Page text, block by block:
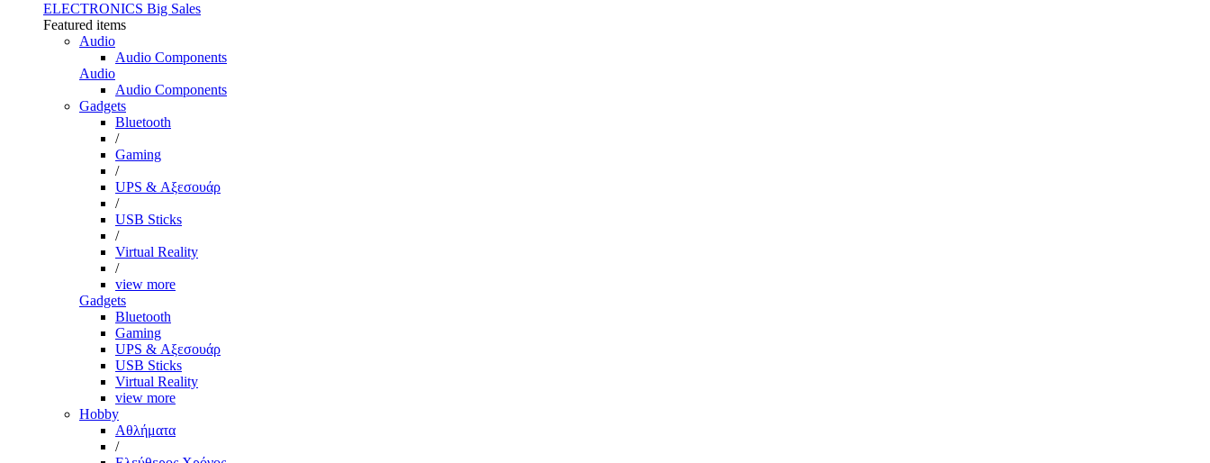
ELECTRONICS Big Sales
Featured items
Audio
Audio Components
Audio
Audio Components
Gadgets
Bluetooth
/
Gaming
/
UPS & Αξεσουάρ
/
USB Sticks
/
Virtual Reality
/
view more
Gadgets
Bluetooth
Gaming
UPS & Αξεσουάρ
USB Sticks
Virtual Reality
view more
Hobby
Αθλήματα
/